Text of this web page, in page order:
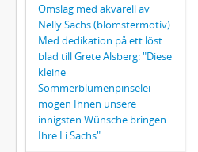
Omslag med akvarell av
Nelly Sachs (blomstermotiv).
Med dedikation på ett löst
blad till Grete Alsberg: "Diese
kleine
Sommerblumenpinselei
mögen Ihnen unsere
innigsten Wünsche bringen.
Ihre Li Sachs".